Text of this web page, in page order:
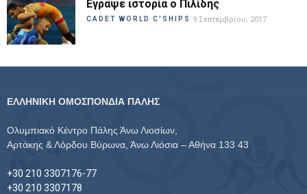
Εγραψε ιστορία ο Πιλίδης
CADET WORLD C'SHIPS 9 Σεπτεμβρίου, 2017
ΕΛΛΗΝΙΚΗ ΟΜΟΣΠΟΝΔΙΑ ΠΑΛΗΣ
Ολυμπιακό Κέντρο Πάλης Άνω Λιοσίων,
Αρτάκης & Λόρδου Βύρωνα, Άνω Λιόσια – Αθήνα 133 43
+30 210 3307176-77
+30 210 3307178